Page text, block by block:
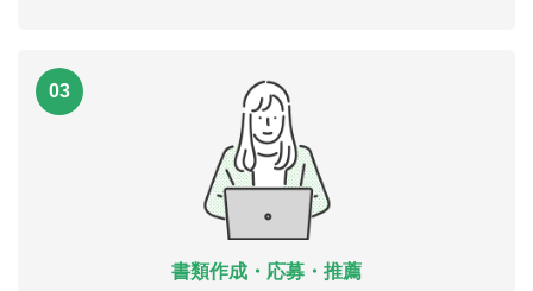
03
書類作成・応募・推薦